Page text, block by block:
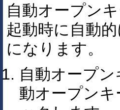
自動オープン
起動時に自動
になります。
自動オープ
動オープン